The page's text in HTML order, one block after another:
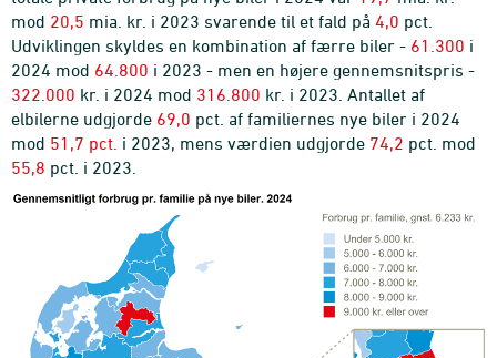
mod 20,5 mia. kr. i 2023 svarende til et fald på 4,0 pct.
Udviklingen skyldes en kombination af færre biler - 61.300 i
2024 mod 64.800 i 2023 - men en højere gennemsnitspris -
322.000 kr. i 2024 mod 316.800 kr. i 2023. Antallet af
elbilerne udgjorde 69,0 pct. af familiernes nye biler i 2024
mod 51,7 pct. i 2023, mens værdien udgjorde 74,2 pct. mod
55,8 pct. i 2023.